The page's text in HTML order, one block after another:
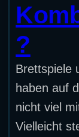
?
Brettspiele
haben auf
nicht viel
Vielleicht